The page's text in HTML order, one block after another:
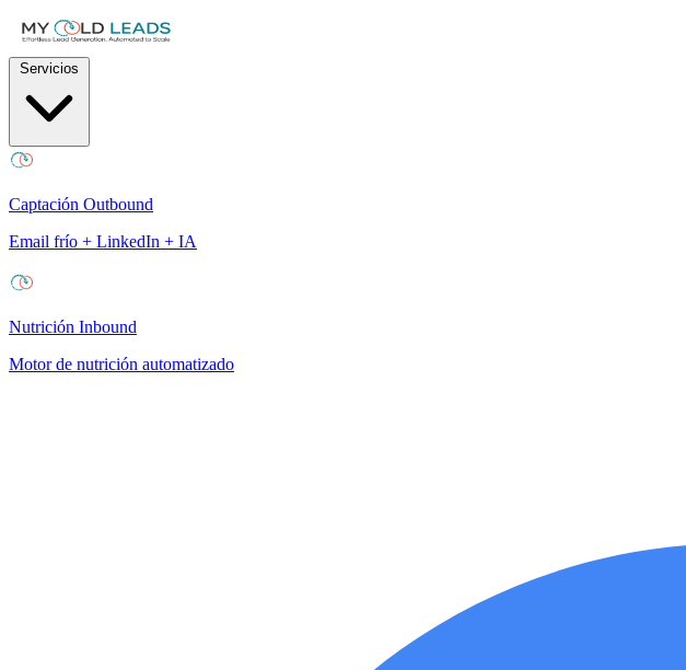
Captación Outbound
Email frío + LinkedIn + IA
Nutrición Inbound
Motor de nutrición automatizado